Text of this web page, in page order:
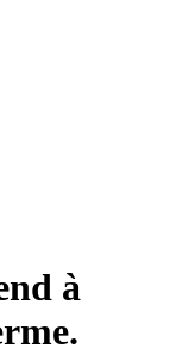
à